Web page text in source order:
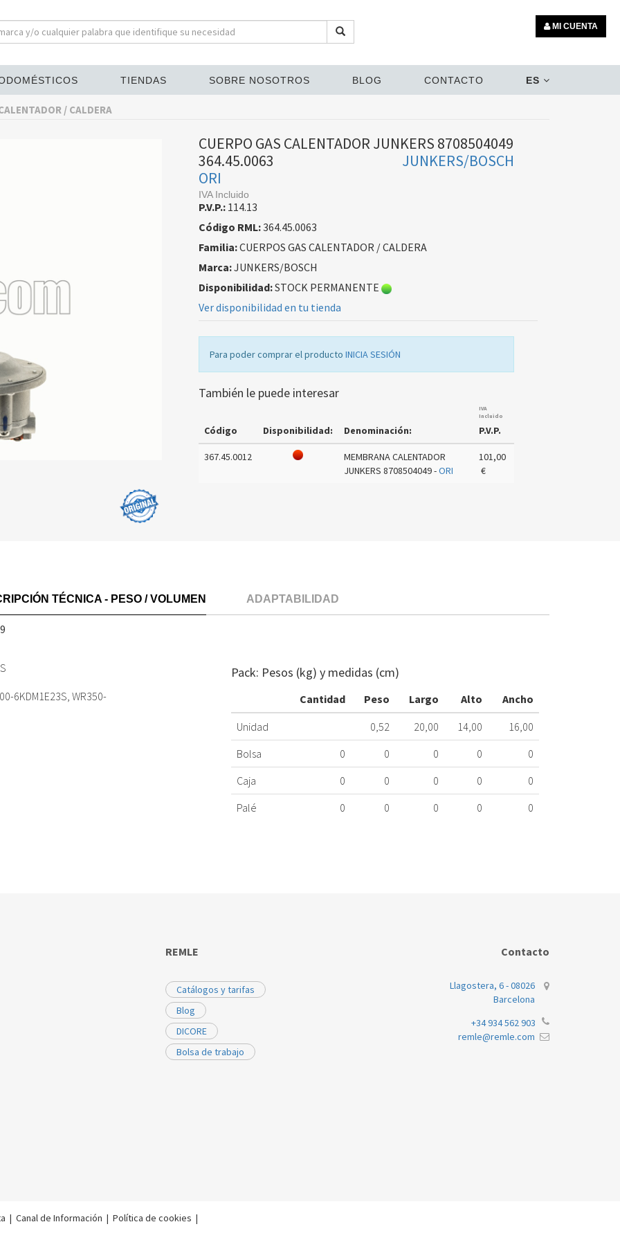
MI CUENTA
TIENDAS SOBRE NOSOTROS BLOG CONTACTO ES
/ CALDERA
CUERPO GAS CALENTADOR JUNKERS 8708504049
364.45.0063
JUNKERS/BOSCH
ORI
IVA Incluido
P.V.P.: 114.13
Código RML:364.45.0063
Familia:CUERPOS GAS CALENTADOR / CALDERA
Marca:JUNKERS/BOSCH
Disponibilidad:STOCK PERMANENTE
Ver disponibilidad en tu tienda
Para poder comprar el producto INICIA SESIÓN
También le puede interesar
Código Disponibilidad: Denominación:
IVA
Incluido
P.V.P.
367.45.0012
MEMBRANA CALENTADOR
JUNKERS 8708504049 -ORI
101,00
€
TÉCNICA - PESO / VOLUMEN ADAPTABILIDAD
6KDM1E23S, WR350-
Pack: Pesos (kg) y medidas (cm)
Cantidad Peso Largo Alto
Ancho
Unidad
0,52 20,00 14,00
16,00
Bolsa
0 0 0 0
0
Caja
0 0 0 0
0
Palé
0 0 0 0 0
REMLE
Catálogos y tarifas
Blog
DICORE
Bolsa de trabajo
Contacto
Llagostera, 6 - 08026
Barcelona
+34 934 562 903
remle@remle.com
| Canal de Información | Política de cookies |